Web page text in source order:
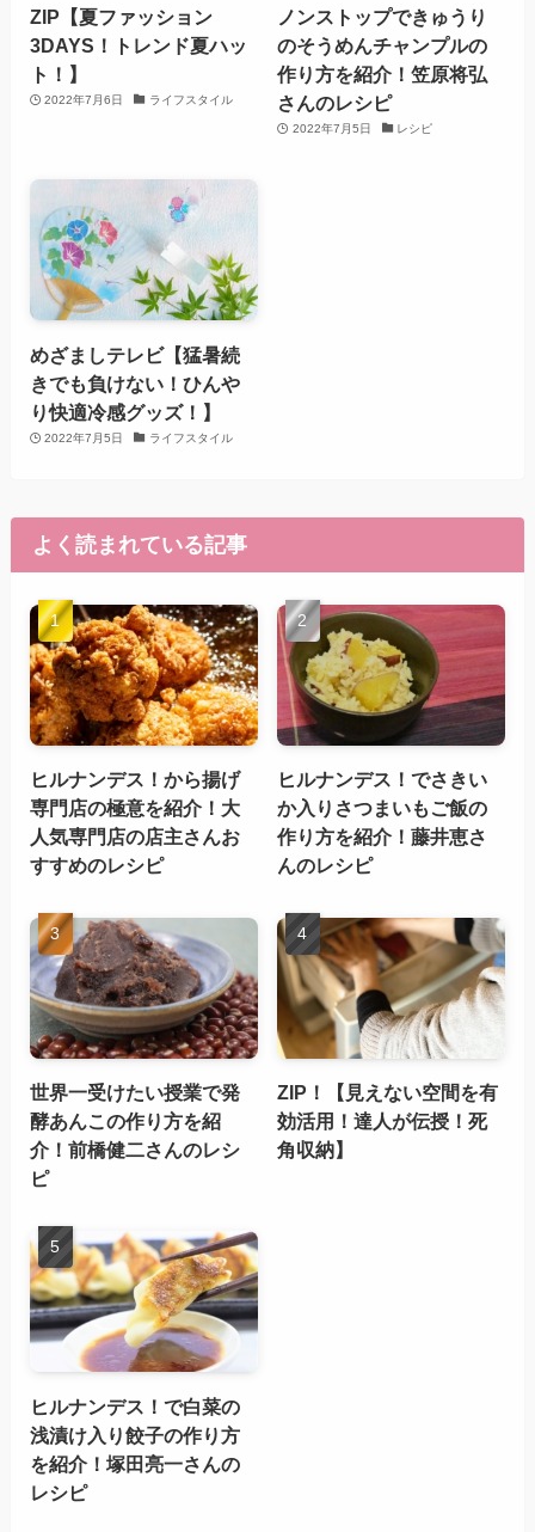
ZIP【夏ファッション
3DAYS！トレンド夏ハッ
ト！】
2022年7月6日 ライフスタイル
ノンストップできゅうり
のそうめんチャンプルの
作り方を紹介！笠原将弘
さんのレシピ
2022年7月5日 レシピ
めざましテレビ【猛暑続
きでも負けない！ひんや
り快適冷感グッズ！】
2022年7月5日 ライフスタイル
よく読まれている記事
ヒルナンデス！から揚げ
専門店の極意を紹介！大
人気専門店の店主さんお
すすめのレシピ
ヒルナンデス！でさきい
か入りさつまいもご飯の
作り方を紹介！藤井恵さ
んのレシピ
世界一受けたい授業で発
酵あんこの作り方を紹
介！前橋健二さんのレシ
ピ
ZIP！【見えない空間を有
効活用！達人が伝授！死
角収納】
ヒルナンデス！で白菜の
浅漬け入り餃子の作り方
を紹介！塚田亮一さんの
レシピ